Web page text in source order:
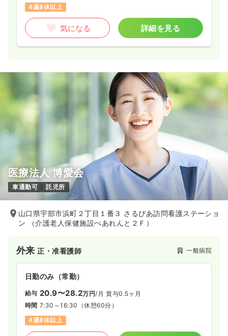
4週8休以上
気になる 詳細を見る
医療法人 博愛会
車通勤可 託児所
山口県宇部市浜町２丁目１番３ さるびあ訪問看護ステーショ
ン （介護老人保健施設ぺあれんと２Ｆ）
外来正・准看護師 一般病院
日勤のみ（常勤）
給与 20.9〜28.2万円/月 賞与0.5ヶ月
時間 7:30～16:30 （休憩60分）
4週8休以上